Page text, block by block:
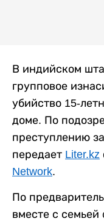
В индийском
групповое
убийство 15-
доме. По
преступлению
передает Liter.kz
Network.
По
вместе с семьей